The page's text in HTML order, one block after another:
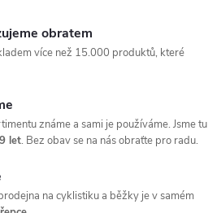
obratem
více než 15.000 produktů, které
známe a sami je používáme. Jsme tu
let. Bez obav se na nás obraťte pro radu.
na cyklistiku a běžky je v samém